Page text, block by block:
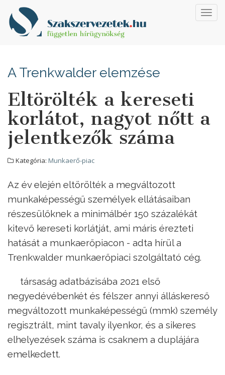
A Trenkwalder elemzése
Eltörölték a kereseti
korlátot, nagyot nőtt a
jelentkezők száma
Kategória: Munkaerő-piac
Az év elején eltörölték a megváltozott
munkaképességű személyek ellátásaiban
részesülőknek a minimálbér 150 százalékát
kitevő kereseti korlátját, ami máris érezteti
hatását a munkaerőpiacon - adta hírül a
Trenkwalder munkaerőpiaci szolgáltató cég.
társaság adatbázisába 2021 első
negyedévébenkét és félszer annyi álláskereső
megváltozott munkaképességű (mmk) személy
regisztrált, mint tavaly ilyenkor, és a sikeres
elhelyezések száma is csaknem a duplájára
emelkedett.